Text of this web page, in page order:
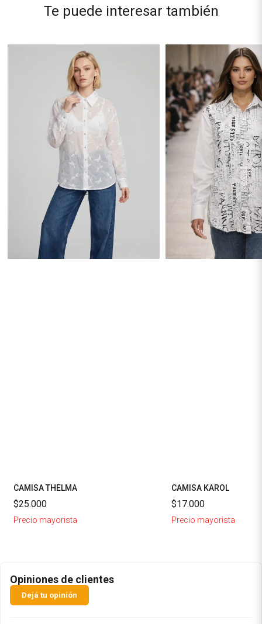
Te puede interesar también
CAMISA THELMA
$25.000
Precio mayorista
CAMISA KAROL
$17.000
Precio mayorista
Opiniones de clientes
Dejá tu opinión